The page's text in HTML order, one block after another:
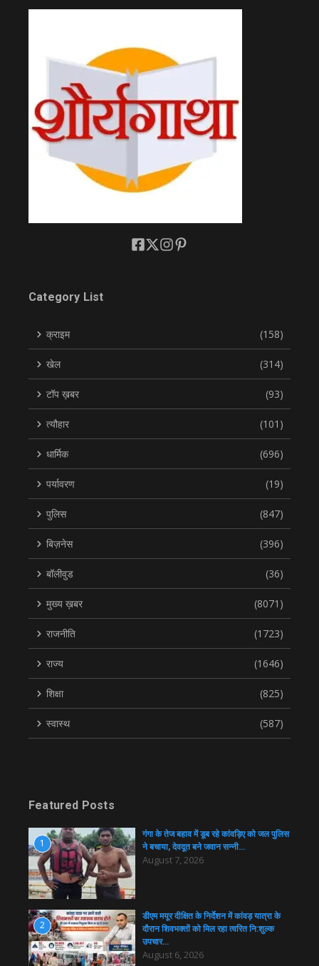
Category List
क्राइम (158)
खेल (314)
टॉप ख़बर (93)
त्यौहार (101)
धार्मिक (696)
पर्यावरण (19)
पुलिस (847)
बिज़नेस (396)
बॉलीवुड (36)
मुख्य ख़बर (8071)
राजनीति (1723)
राज्य (1646)
शिक्षा (825)
स्वास्थ (587)
Featured Posts
1
गंगा के तेज बहाव में डूब रहे कांवड़िए को जल पुलिस
ने बचाया, देवदूत बने जवान सन्नी…
August 7, 2026
2
डीएम मयूर दीक्षित के निर्देशन में कांवड़ यात्रा के
दौरान शिवभक्तों को मिल रहा त्वरित नि:शुल्क
उपचार…
August 6, 2026